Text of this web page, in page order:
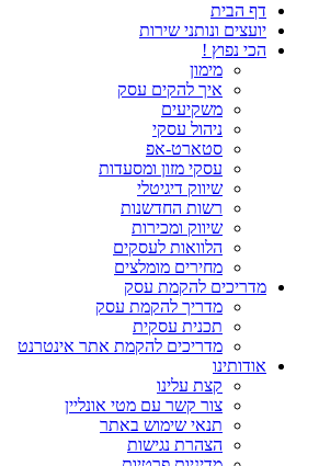
דף הבית
יועצים ונותני שירות
הכי נפוץ !
מימון
איך להקים עסק
משקיעים
ניהול עסקי
סטארט-אפ
עסקי מזון ומסעדות
שיווק דיגיטלי
רשות החדשנות
שיווק ומכירות
הלוואות לעסקים
מחירים מומלצים
מדריכים להקמת עסק
מדריך להקמת עסק
תכנית עסקית
מדריכים להקמת אתר אינטרנט
אודותינו
קצת עלינו
צור קשר עם מטי אונליין
תנאי שימוש באתר
הצהרת נגישות